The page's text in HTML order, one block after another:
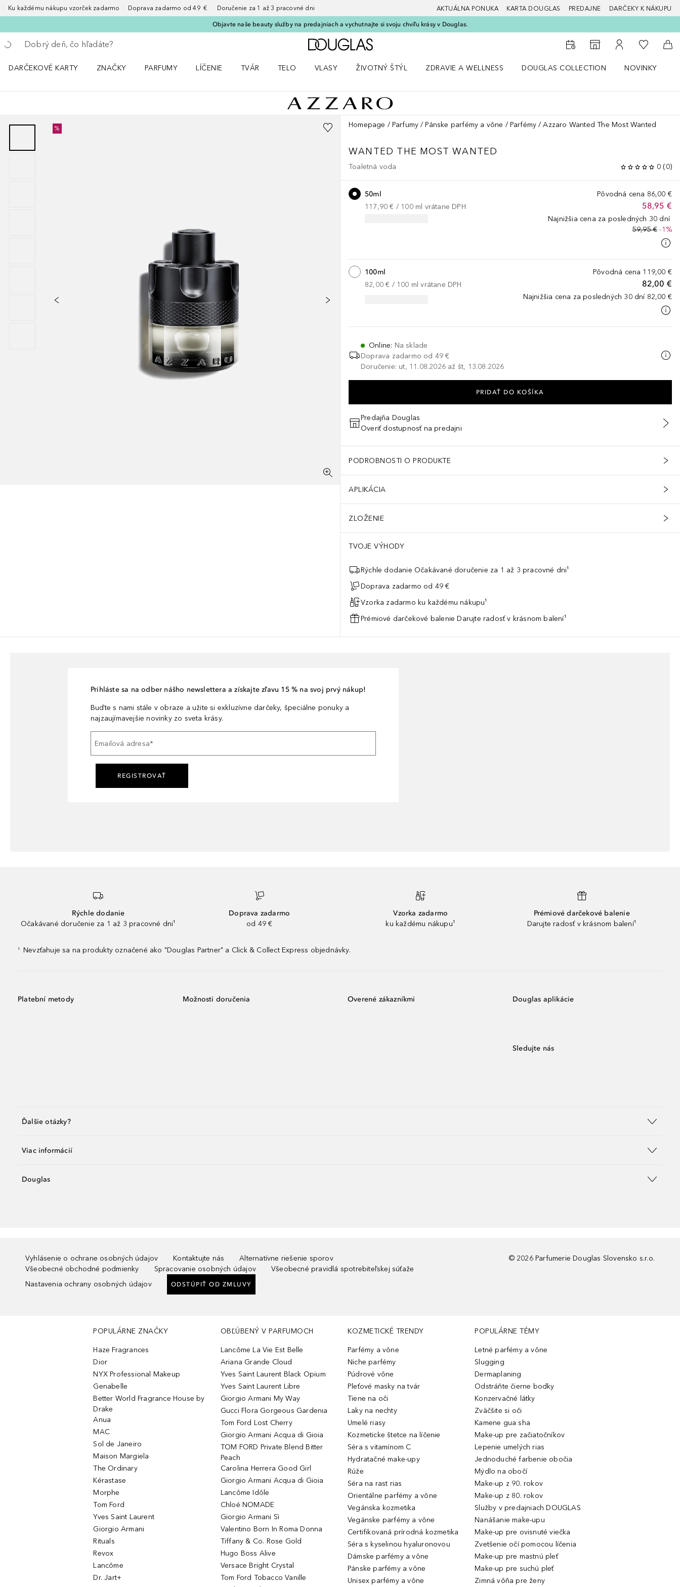
Ku každému nákupu vzorček zadarmo Doprava zadarmo od 49 € Doručenie za 1 až 3 pracovné dni AKTUÁLNA PONUKA KARTA DOUGLAS PREDAJNE DARČEKY K NÁKUPU
Objavte naše beauty služby na predajniach a vychutnajte si svoju chvíľu krásy v Douglas.
Choď späť
Vykonajte vyhľadávanie
Domov
Do vyhľadávača predajní
Do môjho účtu
Do môjho
Do
DARČEKOVÉ KARTY
ZNAČKY
PARFUMY
LÍČENIE
TVÁR
TELO
VLASY
ŽIVOTNÝ ŠTÝL
ZDRAVIE A WELLNESS
DOUGLAS COLLECTION
NOVINKY
% Homepage Parfumy Pánske parfémy a vône Parfémy Azzaro Wanted The Most Wanted
WANTED THE MOST WANTED
Toaletná voda 0 (0)
Pôvodná cena 86,00 €
58,95 €
Najnižšia cena za posledných 30 dní
59,95 €-1%
50ml
117,90 € / 100 ml vrátane DPH
Pôvodná cena 119,00 €
82,00 €
Najnižšia cena za posledných 30 dní 82,00 €
100ml
82,00 € / 100 ml vrátane DPH
Online: Na sklade
Doprava zadarmo od 49 €
Doručenie: ut, 11.08.2026 až št, 13.08.2026
PRIDAŤ DO KOŠÍKA
Predajňa Douglas
Overiť dostupnosť na predajni
PODROBNOSTI O PRODUKTE
APLIKÁCIA
ZLOŽENIE
TVOJE VÝHODY
Rýchle dodanie Očakávané doručenie za 1 až 3 pracovné dni¹
Doprava zadarmo od 49 €
Vzorka zadarmo ku každému nákupu¹
Prémiové darčekové balenie Darujte radosť v krásnom balení¹
Prihláste sa na odber nášho newslettera a získajte zľavu 15 % na svoj prvý nákup!
Buďte s nami stále v obraze a užite si exkluzívne darčeky, špeciálne ponuky a
najzaujímavejšie novinky zo sveta krásy.
Emailová adresa*
REGISTROVAŤ
Rýchle dodanie
Očakávané doručenie za 1 až 3 pracovné dni¹
Doprava zadarmo
od 49 €
Vzorka zadarmo
ku každému nákupu¹
Prémiové darčekové balenie
Darujte radosť v krásnom balení¹
¹ Nevzťahuje sa na produkty označené ako "Douglas Partner" a Click & Collect Express objednávky.
Platební metody Možnosti doručenia Overené zákazníkmi Douglas aplikácie
Sledujte nás
Ďalšie otázky?
Viac informácií
Douglas
Vyhlásenie o ochrane osobných údajov Kontaktujte nás
Alternatívne riešenie sporov
Všeobecné obchodné podmienky
Spracovanie osobných údajov
Všeobecné pravidlá spotrebiteľskej súťaže
Nastavenia ochrany osobných údajov
ODSTÚPIŤ OD ZMLUVY
© 2026 Parfumerie Douglas Slovensko s.r.o.
POPULÁRNE ZNAČKY
Haze Fragrances
Dior
NYX Professional Makeup
Genabelle
Better World Fragrance House by
Drake
Anua
MAC
Sol de Janeiro
Maison Margiela
The Ordinary
Kérastase
Morphe
Tom Ford
Yves Saint Laurent
Giorgio Armani
Rituals
Revox
Lancôme
Dr. Jart+
OBĽÚBENÝ V PARFUMOCH
Lancôme La Vie Est Belle
Ariana Grande Cloud
Yves Saint Laurent Black Opium
Yves Saint Laurent Libre
Giorgio Armani My Way
Gucci Flora Gorgeous Gardenia
Tom Ford Lost Cherry
Giorgio Armani Acqua di Gioia
TOM FORD Private Blend Bitter
Peach
Carolina Herrera Good Girl
Giorgio Armani Acqua di Gioia
Lancôme Idôle
Chloé NOMADE
Giorgio Armani Sì
Valentino Born In Roma Donna
Tiffany & Co. Rose Gold
Hugo Boss Alive
Versace Bright Crystal
Tom Ford Tobacco Vanille
KOZMETICKÉ TRENDY
Parfémy a vône
Niche parfémy
Púdrové vône
Pleťové masky na tvár
Tiene na oči
Laky na nechty
Umelé riasy
Kozmeticke štetce na líčenie
Séra s vitamínom C
Hydratačné make-upy
Rúže
Séra na rast rias
Orientálne parfémy a vône
Vegánska kozmetika
Vegánske parfémy a vône
Certifikovaná prírodná kozmetika
Séra s kyselinou hyaluronovou
Dámske parfémy a vône
Pánske parfémy a vône
Unisex parfémy a vône
POPULÁRNE TÉMY
Letné parfémy a vône
Slugging
Dermaplaning
Odstráňte čierne bodky
Konzervačné látky
Zväčšite si oči
Kamene gua sha
Make-up pre začiatočníkov
Lepenie umelých rias
Jednoduché farbenie obočia
Mýdlo na obočí
Make-up z 90. rokov
Make-up z 80. rokov
Služby v predajniach DOUGLAS
Nanášanie make-upu
Make-up pre ovisnuté viečka
Zvetšenie očí pomocou líčenia
Make-up pre mastnú pleť
Make-up pre suchú pleť
Zimná vôňa pre ženy